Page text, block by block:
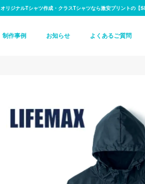
オリジナルTシャツ作成・クラスTシャツなら激安プリントの【
制作事例 お知らせ よくあるご質問